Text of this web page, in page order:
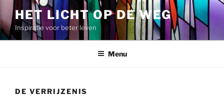
Spring
naar
de
inhoud
HET LICHT OP DE WEG
Inspiratie voor beter leven
Menu
DE VERRIJZENIS